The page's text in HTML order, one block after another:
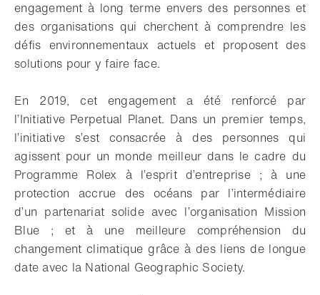
engagement à long terme envers des personnes et
des organisations qui cherchent à comprendre les
défis environnementaux actuels et proposent des
solutions pour y faire face.
En 2019, cet engagement a été renforcé par
l’Initiative Perpetual Planet. Dans un premier temps,
l’initiative s’est consacrée à des personnes qui
agissent pour un monde meilleur dans le cadre du
Programme Rolex à l’esprit d’entreprise ; à une
protection accrue des océans par l’intermédiaire
d’un partenariat solide avec l’organisation Mission
Blue ; et à une meilleure compréhension du
changement climatique grâce à des liens de longue
date avec la National Geographic Society.